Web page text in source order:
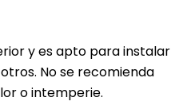
y es apto para instalar
No se recomienda
o intemperie.